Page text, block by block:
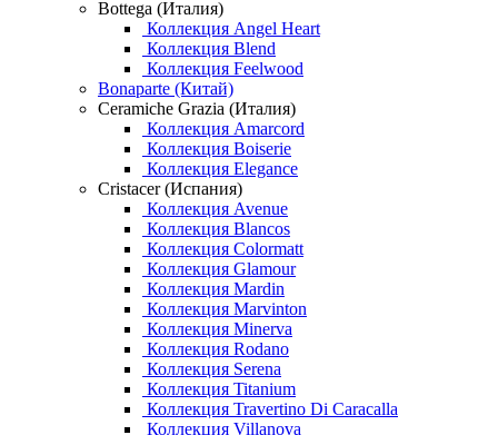
Bottega (Италия)
Коллекция Angel Heart
Коллекция Blend
Коллекция Feelwood
Bonaparte (Китай)
Ceramiche Grazia (Италия)
Коллекция Amarcord
Коллекция Boiserie
Коллекция Elegance
Cristacer (Испания)
Коллекция Avenue
Коллекция Blancos
Коллекция Colormatt
Коллекция Glamour
Коллекция Mardin
Коллекция Marvinton
Коллекция Minerva
Коллекция Rodano
Коллекция Serena
Коллекция Titanium
Коллекция Travertino Di Caracalla
Коллекция Villanova